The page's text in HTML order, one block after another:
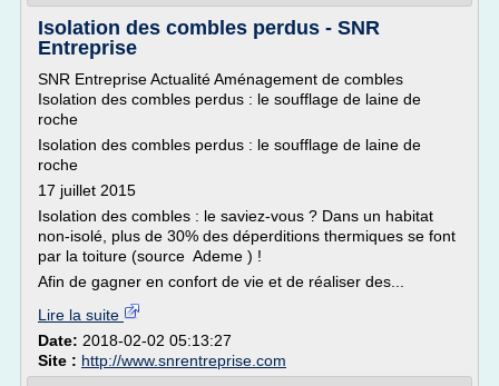
Isolation des combles perdus - SNR
Entreprise
SNR Entreprise Actualité Aménagement de combles
Isolation des combles perdus : le soufflage de laine de
roche
Isolation des combles perdus : le soufflage de laine de
roche
17 juillet 2015
Isolation des combles : le saviez-vous ? Dans un habitat
non-isolé, plus de 30% des déperditions thermiques se font
par la toiture (source Ademe ) !
Afin de gagner en confort de vie et de réaliser des...
Lire la suite
Date: 2018-02-02 05:13:27
Site : http://www.snrentreprise.com